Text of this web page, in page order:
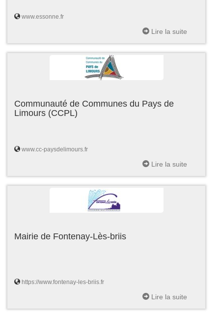
www.essonne.fr
Lire la suite
Communauté de Communes du Pays de
Limours (CCPL)
www.cc-paysdelimours.fr
Lire la suite
Mairie de Fontenay-Lès-briis
https://www.fontenay-les-briis.fr
Lire la suite